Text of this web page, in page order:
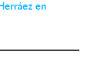
en